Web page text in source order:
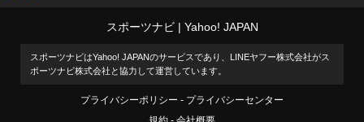
スポーツナビ Yahoo! JAPAN
スポーツナビはYahoo! JAPANのサービスであり、LINEヤフー株式会社がス
ポーツナビ株式会社と協力して運営しています。
プライバシーポリシー
プライバシーセンター